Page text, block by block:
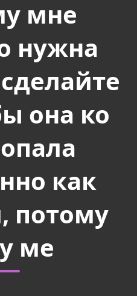
мне
нужна
она ко
как
потому
ме